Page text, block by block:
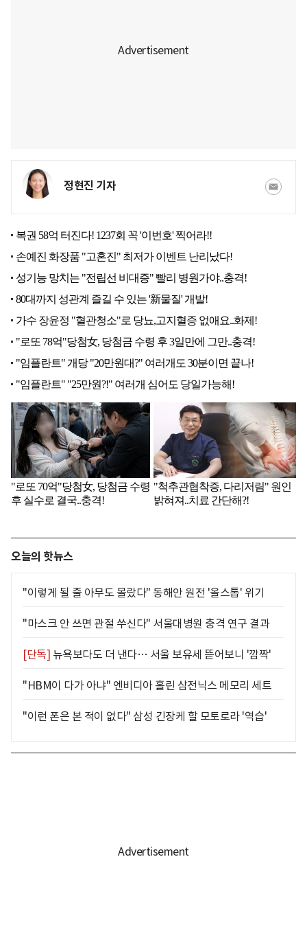
정현진 기자
오늘의 핫뉴스
"이렇게 될 줄 아무도 몰랐다" 동해안 원전 '올스톱' 위기
"마스크 안 쓰면 관절 쑤신다" 서울대병원 충격 연구 결과
[단독] 뉴욕보다도 더 낸다… 서울 보유세 뜯어보니 '깜짝'
"HBM이 다가 아냐" 엔비디아 홀린 삼전닉스 메모리 세트
"이런 폰은 본 적이 없다" 삼성 긴장케 할 모토로라 '역습'